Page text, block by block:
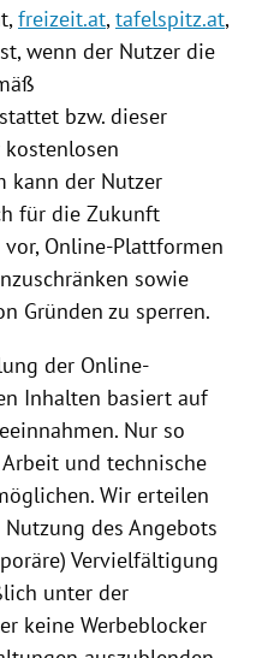
freizeit.at, tafelspitz.at,
wenn der Nutzer die
bzw. dieser
kann der Nutzer
für die Zukunft
Online-Plattformen
sowie
Gründen zu sperren.
der Online-
Inhalten basiert auf
Nur so
und technische
Wir erteilen
Nutzung des Angebots
Vervielfältigung
unter der
keine Werbeblocker